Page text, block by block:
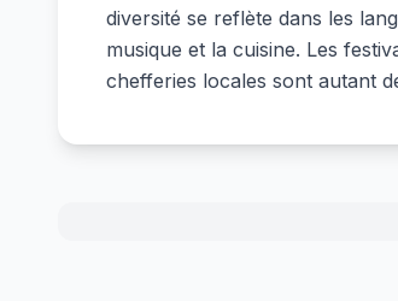
diversité se reflète dans les
musique et la cuisine. Les
chefferies locales sont autant